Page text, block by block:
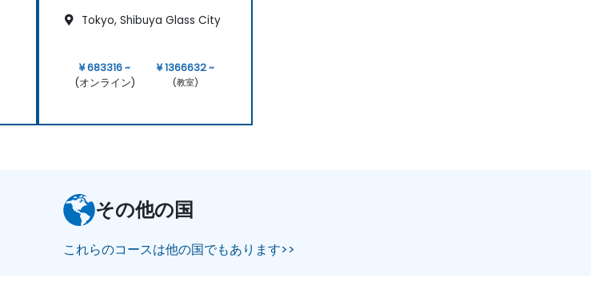
Tokyo, Shibuya Glass City
¥ 683316 ~
(オンライン)
¥ 1366632 ~
(教室)
その他の国
これらのコースは他の国でもあります>>